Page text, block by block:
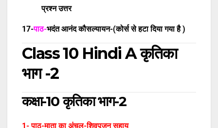
प्रश्न उत्तर
17-पाठ-भदंत आनंद कौसल्यायन-(कोर्स से हटा दिया गया है )
Class 10 Hindi A कृतिका
भाग -2
कक्षा-10 कृतिका भाग-2
1- पाठ-माता का अंचल-शिवपूजन सहाय